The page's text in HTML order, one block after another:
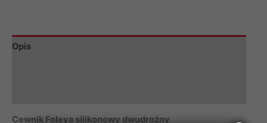
Opis
Cewnik Foleya silikonowy dwudrożny